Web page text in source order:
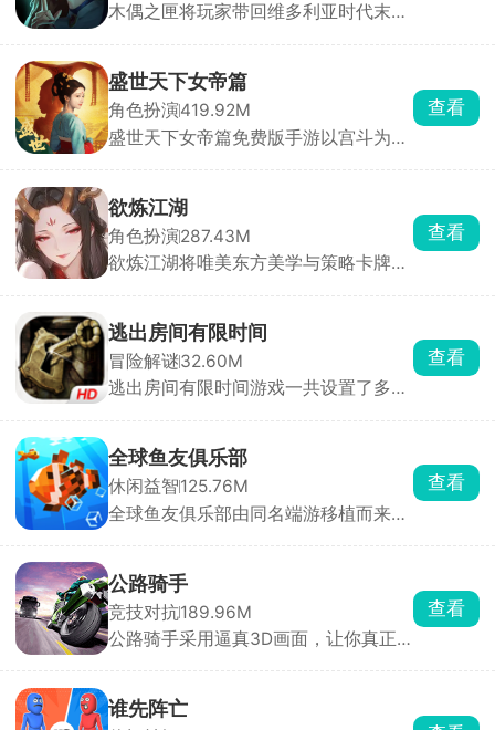
木偶之匣将玩家带回维多利亚时代末期
的木偶庄园。随着深入探索，索恩家族
消失的惊天秘密逐渐揭开面纱。游戏采
用碎片化叙事方式，剧情并非单一线性
展开，而是需要你通过收集线索、破解
盛世天下女帝篇
角色扮演419.92M
盛世天下女帝篇免费版手游以宫斗为
这个盛唐世纪之中挣扎成长，在特定的
剧情对话环节当中选择相应的对话选项
来触发不同的对话内容，不同的选择后
续所解锁的剧情也会不同，运筹帷幄，
查看
欲炼江湖
角色扮演287.43M
欲炼江湖将唯美东方美学与策略卡牌战
组建专属最强阵容，闯荡武林称霸天
下。战斗中可合理组合侠客羁绊与技
能，打出流畅连招与爆发输出，最大化
队伍战力。前期跟随主线任务推进即可
查看
逃出房间有限时间
冒险解谜32.60M
逃出房间有限时间游戏一共设置了多个
脱冒险。探索过程中，你要细心搜寻场
景内的各类道具，合理利用游戏给出的
提示，借助道具与场景物件互动，一步
步突破多个相连房室的封锁，揭开场景
查看
全球鱼友俱乐部
休闲益智125.76M
全球鱼友俱乐部由同名端游移植而来，
考，你只需要钓起各种各样的小鱼，解
锁图鉴，还能让同种鱼群繁殖后代。超
多鱼缸主题任你挑选，搭配丰富装饰物
打造专属水族箱，画面精致、氛围温馨
查看
公路骑手
竞技对抗189.96M
公路骑手采用逼真3D画面，让你真正
业模式与任务挑战，带来沉浸式驾驶体
验。你将驾驶摩托车在城市与公路上高
查看
谁先阵亡